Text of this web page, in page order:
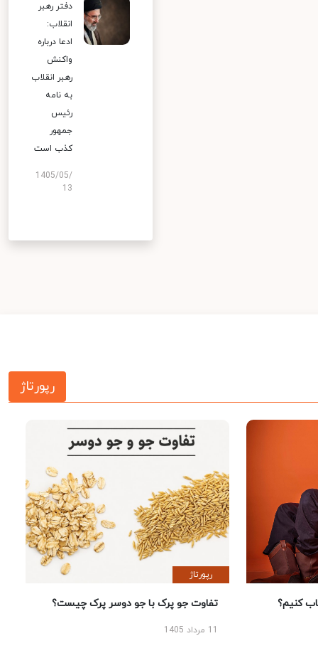
دفتر رهبر
انقلاب:
ادعا درباره
واکنش
رهبر انقلاب
به نامه
رئیس
جمهور
کذب است
1405/05/
13
رپورتاژ
کنیم؟
رپورتاژ
تفاوت جو پرک با جو دوسر پرک چیست؟